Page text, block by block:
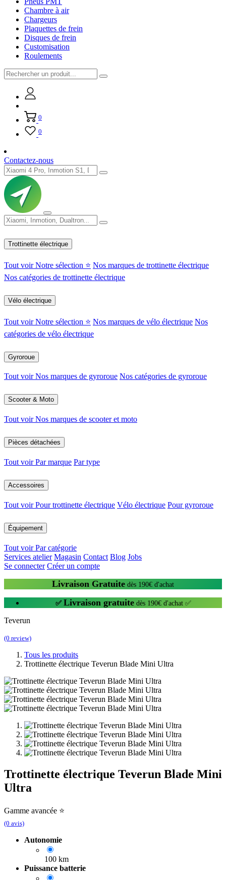
Chambre à air
Chargeurs
Plaquettes de frein
Disques de frein
Customisation
Roulements
0
0
Contactez-nous
Trottinette électrique
Tout voirNotre sélection ⭐ Nos marques de trottinette électrique
Nos catégories de trottinette électrique
Vélo électrique
Tout voirNotre sélection ⭐ Nos marques de vélo électrique Nos
catégories de vélo électrique
Gyroroue
Tout voirNos marques de gyroroue Nos catégories de gyroroue
Scooter & Moto
Tout voirNos marques de scooter et moto
Pièces détachées
Tout voirPar marque Par type
Accessoires
Tout voirPour trottinette électrique Vélo électrique Pour gyroroue
Équipement
Tout voirPar catégorie
Services atelier Magasin Contact Blog Jobs
Se connecter Créer un compte
Livraison Gratuite dès 190€ d'achat
✅ Livraison gratuite dès 190€ d'achat ✅
Teverun
(0 review)
Tous les produits
Trottinette électrique Teverun Blade Mini Ultra
Trottinette électrique Teverun Blade Mini
Ultra
Gamme avancée ⭐
(0 avis)
Autonomie
100 km
Puissance batterie